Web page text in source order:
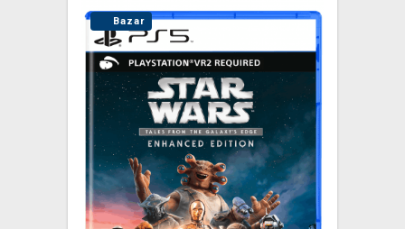
PRODEJNY
DOPRAVA
XZONE KLUB
TCG & BOARDGAME HUB
Bazar